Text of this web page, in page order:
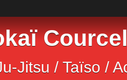
Jitsu / Taïso /